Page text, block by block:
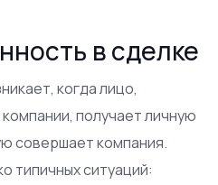
в сделке
когда лицо,
получает личную
совершает компания.
типичных ситуаций: